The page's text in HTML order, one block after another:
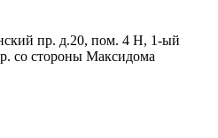
пр. д.20, пом. 4 Н, 1-ый
со стороны Максидома